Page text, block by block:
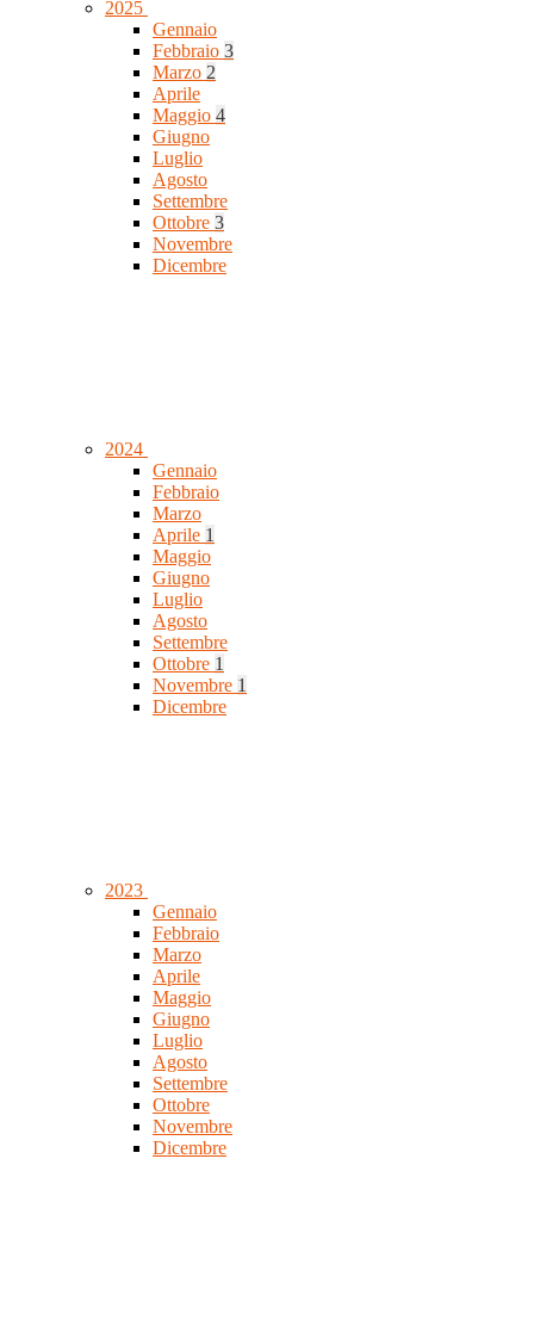
2025
Gennaio
Febbraio 3
Marzo 2
Aprile
Maggio 4
Giugno
Luglio
Agosto
Settembre
Ottobre 3
Novembre
Dicembre
2024
Gennaio
Febbraio
Marzo
Aprile 1
Maggio
Giugno
Luglio
Agosto
Settembre
Ottobre 1
Novembre 1
Dicembre
2023
Gennaio
Febbraio
Marzo
Aprile
Maggio
Giugno
Luglio
Agosto
Settembre
Ottobre
Novembre
Dicembre